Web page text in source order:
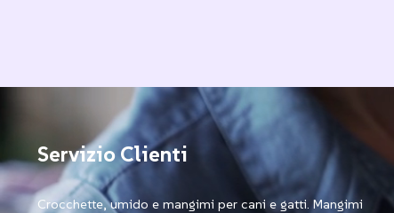
Servizio Clienti
Crocchette, umido e mangimi per cani e gatti. Mangimi